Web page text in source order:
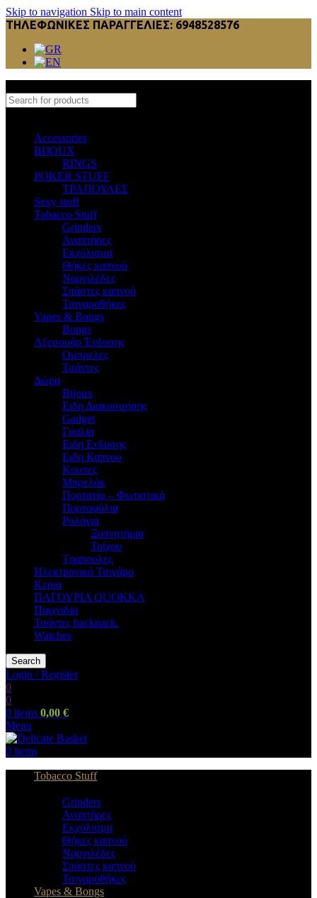
Skip to navigation Skip to main content
ΤΗΛΕΦΩΝΙΚΕΣ ΠΑΡΑΓΓΕΛΙΕΣ: 6948528576
Accessories
BIJOUX
RINGS
POKER STUFF
ΤΡΑΠΟΥΛΕΣ
Sexy stuff
Tobacco Stuff
Grinders
Αναπτήρες
Εκχύλισμα
Θήκες καπνού
Ναργιλέδες
Σπάστες καπνού
Τσιγαροθήκες
Vapes & Bongs
Bongs
Αξεσουάρ Ένδυσης
Oμπρελες
Τσάντες
Δώρα
Bijoux
Eιδη Διακοσμησης
Gadget
Γυαλια
Ειδη Ενδυσης
Ειδη Καπνου
Κουπες
Μπρελόκ
Πορτατίφ – Φωτιστικά
Πορτοφόλια
Ρολόγια
Ξυπνητήρια
Τοίχου
Τραπουλες
Ηλεκτρονικό Τσιγάρο
Κερια
ΠΑΓΟΥΡΙΑ QUOKKA
Παιχνιδια
Τσάντες backpack.
Watches
Search
Login / Register
0
0
0 items 0,00 €
Menu
0 items
Tobacco Stuff
Grinders
Αναπτήρες
Εκχύλισμα
Θήκες καπνού
Ναργιλέδες
Σπάστες καπνού
Τσιγαροθήκες
Vapes & Bongs